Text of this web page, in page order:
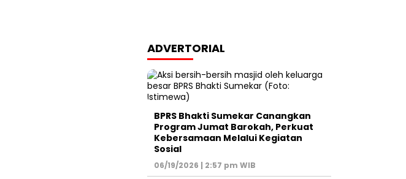
ADVERTORIAL
BPRS Bhakti Sumekar Canangkan
Program Jumat Barokah, Perkuat
Kebersamaan Melalui Kegiatan
Sosial
06/19/2026 | 2:57 pm WIB